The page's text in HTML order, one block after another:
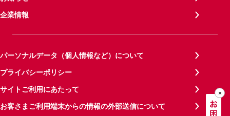
企業情報
パーソナルデータ（個人情報など）について
プライバシーポリシー
サイトご利用にあたって
お客さまご利用端末からの情報の外部送信について